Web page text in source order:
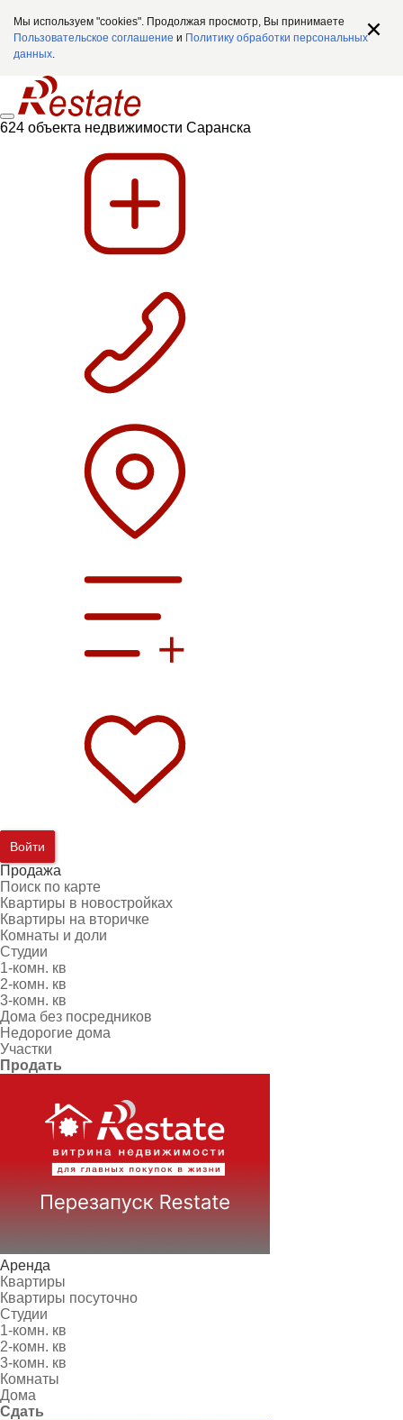
Мы используем "cookies". Продолжая просмотр, Вы принимаете
Пользовательское соглашение и Политику обработки персональных
данных.
624 объекта недвижимости Саранска
Войти
Продажа
Поиск по карте
Квартиры в новостройках
Квартиры на вторичке
Комнаты и доли
Студии
1-комн. кв
2-комн. кв
3-комн. кв
Дома без посредников
Недорогие дома
Участки
Продать
Аренда
Квартиры
Квартиры посуточно
Студии
1-комн. кв
2-комн. кв
3-комн. кв
Комнаты
Дома
Сдать